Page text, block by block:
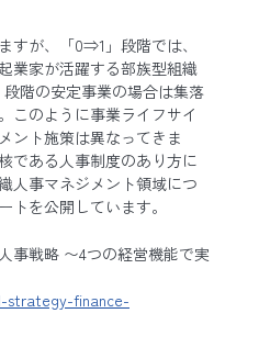
すが、「0⇒1」段階では、
業家が活躍する部族型組織
階の安定事業の場合は集落
このように事業ライフサイ
ント施策は異なってきま
である人事制度のあり方に
人事マネジメント領域につ
トを公開しています。
事戦略 〜4つの経営機能で実
finance-